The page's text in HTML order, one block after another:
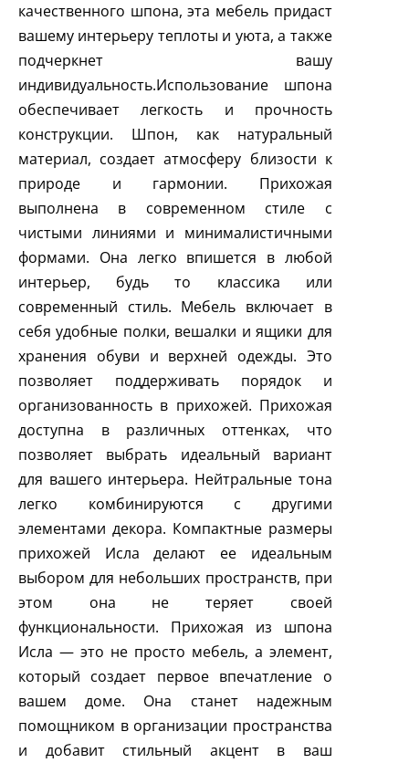
качественного шпона, эта мебель придаст
вашему интерьеру теплоты и уюта, а также
подчеркнет вашу
индивидуальность.Использование шпона
обеспечивает легкость и прочность
конструкции. Шпон, как натуральный
материал, создает атмосферу близости к
природе и гармонии. Прихожая
выполнена в современном стиле с
чистыми линиями и минималистичными
формами. Она легко впишется в любой
интерьер, будь то классика или
современный стиль. Мебель включает в
себя удобные полки, вешалки и ящики для
хранения обуви и верхней одежды. Это
позволяет поддерживать порядок и
организованность в прихожей. Прихожая
доступна в различных оттенках, что
позволяет выбрать идеальный вариант
для вашего интерьера. Нейтральные тона
легко комбинируются с другими
элементами декора. Компактные размеры
прихожей Исла делают ее идеальным
выбором для небольших пространств, при
этом она не теряет своей
функциональности. Прихожая из шпона
Исла — это не просто мебель, а элемент,
который создает первое впечатление о
вашем доме. Она станет надежным
помощником в организации пространства
и добавит стильный акцент в ваш